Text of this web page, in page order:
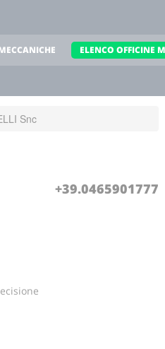
ELENCO OFFICINE
Snc
+39.0465901777